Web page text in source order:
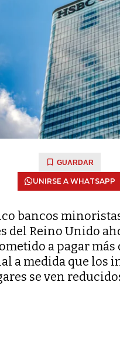
GUARDAR
UNIRSE A WHATSAPP
bancos
del Reino Unido
a pagar más
a medida que los
se ven